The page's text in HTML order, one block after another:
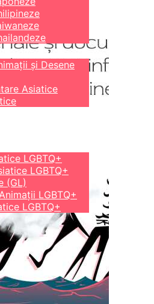
și Desene
Asiatice
LGBTQ+
LGBTQ+
(GL)
LGBTQ+
LGBTQ+